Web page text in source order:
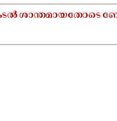
കടൽ ശാന്തമായതോടെ